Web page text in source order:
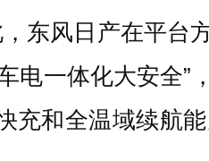
东风日产在平台
电一体化大安全”
充和全温域续航